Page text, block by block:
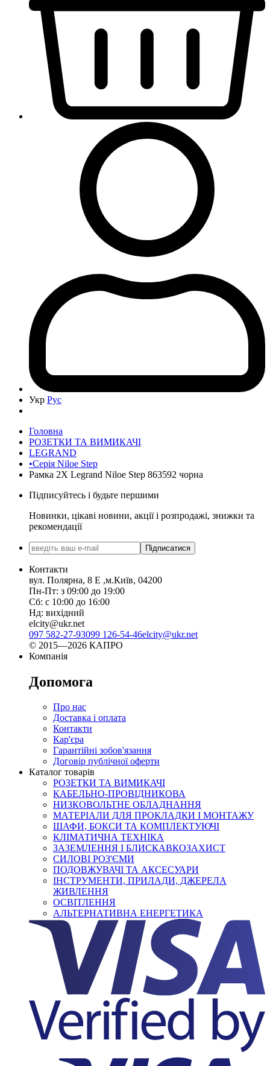
Укр Рус
Головна
РОЗЕТКИ ТА ВИМИКАЧІ
LEGRAND
•Серія Niloe Step
Рамка 2Х Legrand Niloe Step 863592 чорна
Підписуйтесь і будьте першими
Новинки, цікаві новини, акції і розпродажі, знижки та
рекомендації
Підписатися
Контакти
вул. Полярна, 8 Е ,м.Київ, 04200
Пн-Пт: з 09:00 до 19:00
Сб: с 10:00 до 16:00
Нд: вихідний
elcity@ukr.net
097 582-27-93099 126-54-46elcity@ukr.net
© 2015—2026 КАПРО
Компанія
Допомога
Про нас
Доставка і оплата
Контакти
Кар'єра
Гарантійні зобов'язання
Договір публічної оферти
Каталог товарів
РОЗЕТКИ ТА ВИМИКАЧІ
КАБЕЛЬНО-ПРОВІДНИКОВА
НИЗКОВОЛЬТНЕ ОБЛАДНАННЯ
МАТЕРІАЛИ ДЛЯ ПРОКЛАДКИ І МОНТАЖУ
ШАФИ, БОКСИ ТА КОМПЛЕКТУЮЧІ
КЛІМАТИЧНА ТЕХНІКА
ЗАЗЕМЛЕННЯ І БЛИСКАВКОЗАХИСТ
СИЛОВІ РОЗ'ЄМИ
ПОДОВЖУВАЧІ ТА АКСЕСУАРИ
ІНСТРУМЕНТИ, ПРИЛАДИ, ДЖЕРЕЛА
ЖИВЛЕННЯ
ОСВІТЛЕННЯ
АЛЬТЕРНАТИВНА ЕНЕРГЕТИКА